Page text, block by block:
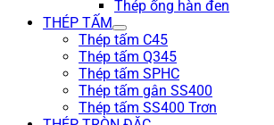
Thép ống hàn đen
THÉP TẤM
Thép tấm C45
Thép tấm Q345
Thép tấm SPHC
Thép tấm gân SS400
Thép tấm SS400 Trơn